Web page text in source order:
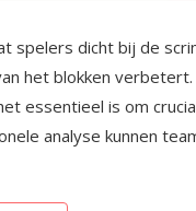
spelers dicht bij de
het blokken verbetert.
essentieel is om
analyse kunnen